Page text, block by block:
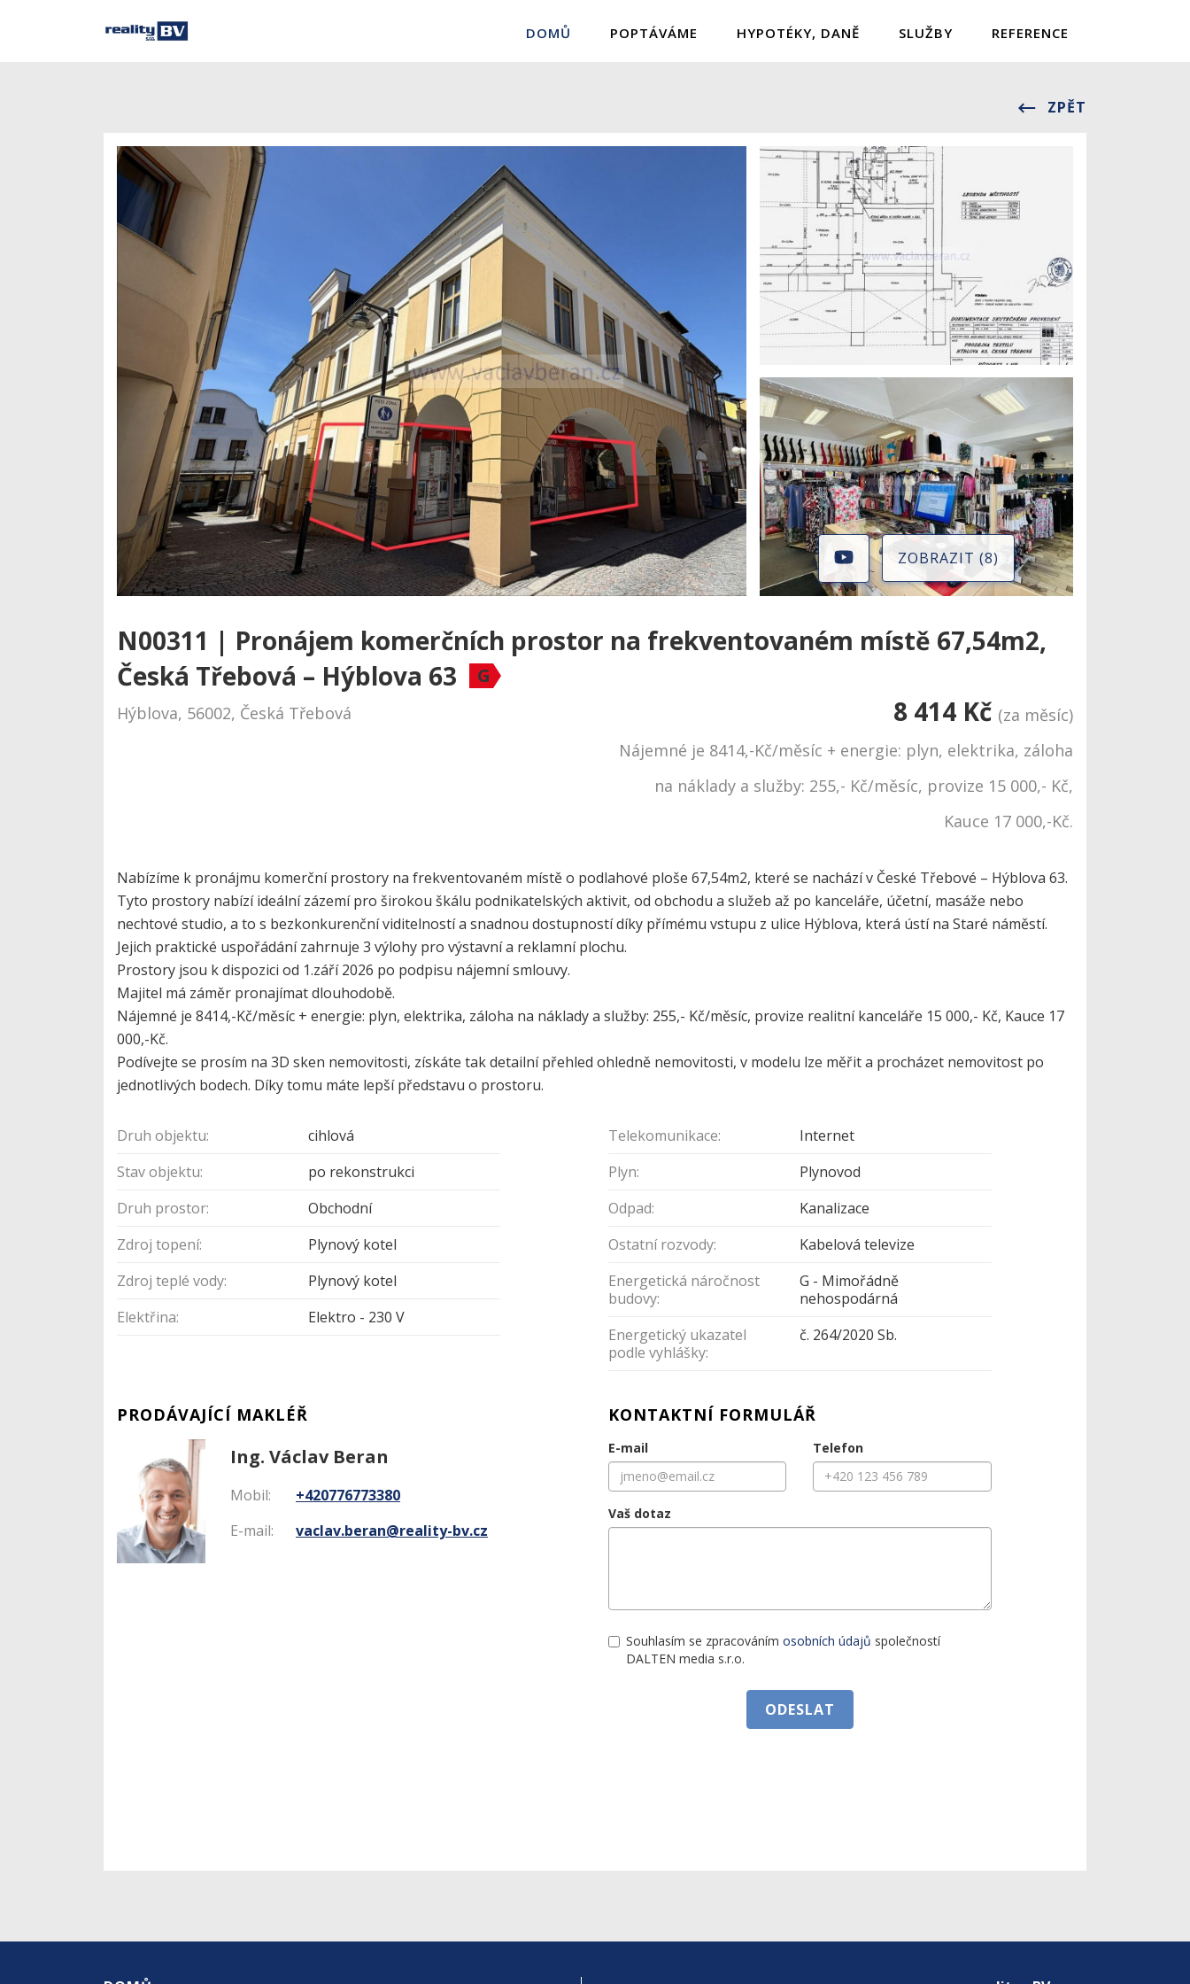
DOMŮ POPTÁVÁME HYPOTÉKY, DANĚ SLUŽBY REFERENCE
ZPĚT
ZOBRAZIT (8)
N00311 | Pronájem komerčních prostor na frekventovaném místě 67,54m2,
Česká Třebová – Hýblova 63
G
Hýblova, 56002, Česká Třebová 8 414 Kč (za měsíc)
Nájemné je 8414,-Kč/měsíc + energie: plyn, elektrika, záloha
na náklady a služby: 255,- Kč/měsíc, provize 15 000,- Kč,
Kauce 17 000,-Kč.
Nabízíme k pronájmu komerční prostory na frekventovaném místě o podlahové ploše 67,54m2, které se nachází v České Třebové – Hýblova 63.
Tyto prostory nabízí ideální zázemí pro širokou škálu podnikatelských aktivit, od obchodu a služeb až po kanceláře, účetní, masáže nebo
nechtové studio, a to s bezkonkurenční viditelností a snadnou dostupností díky přímému vstupu z ulice Hýblova, která ústí na Staré náměstí.
Jejich praktické uspořádání zahrnuje 3 výlohy pro výstavní a reklamní plochu.
Prostory jsou k dispozici od 1.září 2026 po podpisu nájemní smlouvy.
Majitel má záměr pronajímat dlouhodobě.
Nájemné je 8414,-Kč/měsíc + energie: plyn, elektrika, záloha na náklady a služby: 255,- Kč/měsíc, provize realitní kanceláře 15 000,- Kč, Kauce 17
000,-Kč.
Podívejte se prosím na 3D sken nemovitosti, získáte tak detailní přehled ohledně nemovitosti, v modelu lze měřit a procházet nemovitost po
jednotlivých bodech. Díky tomu máte lepší představu o prostoru.
Druh objektu:
cihlová
Stav objektu:
po rekonstrukci
Druh prostor:
Obchodní
Zdroj topení:
Plynový kotel
Zdroj teplé vody:
Plynový kotel
Elektřina:
Elektro - 230 V
Telekomunikace:
Internet
Plyn:
Plynovod
Odpad:
Kanalizace
Ostatní rozvody:
Kabelová televize
Energetická náročnost
budovy:
G - Mimořádně
nehospodárná
Energetický ukazatel
podle vyhlášky:
č. 264/2020 Sb.
PRODÁVAJÍCÍ MAKLÉŘ
Ing. Václav Beran
Mobil:
+420776773380
E-mail:
vaclav.beran@reality-bv.cz
KONTAKTNÍ FORMULÁŘ
E-mail Telefon
Vaš dotaz
Souhlasím se zpracováním osobních údajů společností
DALTEN media s.r.o.
ODESLAT